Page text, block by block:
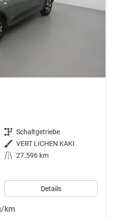
Getriebe Schaltgetriebe
Außenfarbe VERT LICHEN KAKI
Kilometerstand 27.596 km
Details
km